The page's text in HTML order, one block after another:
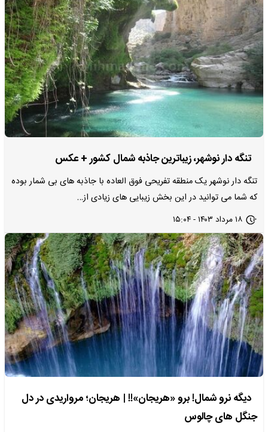
تنگه دار نوشهر، زیباترین جاذبه شمال کشور + عکس
تنگه دار نوشهر یک منطقه تفریحی فوق العاده با جاذبه های بی شمار بوده
که شما می توانید در این بخش زیبایی های زیادی از…
۱۸ مرداد ۱۴۰۳ - ۱۵:۰۴
دیگه نرو شمال! برو «هریجان»!! | هریجان؛ مرواریدی در دل
جنگل‌‌ های چالوس